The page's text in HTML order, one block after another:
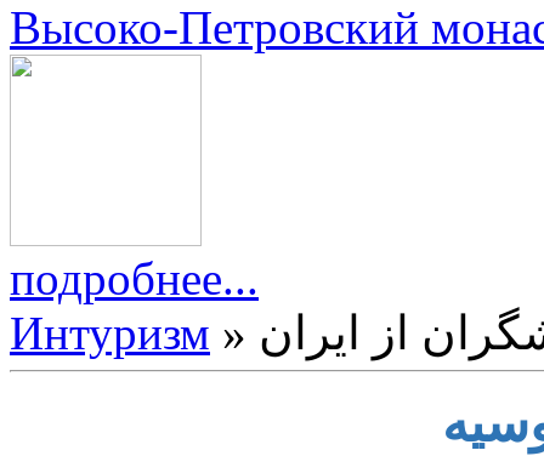
Высоко-Петровский
подробнее...
Интуризм
از ایران